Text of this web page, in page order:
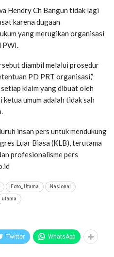
Hendry Ch Bangun tidak lagi
karena dugaan
yang merugikan organisasi
PWI.
diambil melalui prosedur
PD PRT organisasi,”
klaim yang dibuat oleh
umum adalah tidak sah
insan pers untuk mendukung
Luar Biasa (KLB), terutama
profesionalisme pers
Foto_Utama Nasional
utama
Twitter WhatsApp